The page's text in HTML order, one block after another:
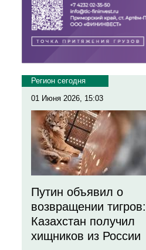
Регион сегодня
01 Июня 2026, 15:03
Путин объявил о
возвращении тигров:
Казахстан получил
хищников из России